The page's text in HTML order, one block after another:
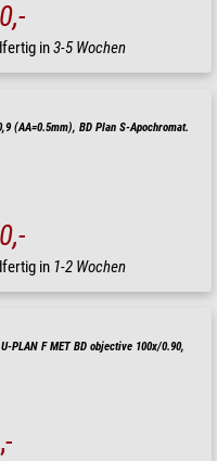
in3-5 Wochen
(AA=0.5mm), BD Plan S-Apochromat.
in 1-2 Wochen
PLAN F MET BD objective 100x/0.90,